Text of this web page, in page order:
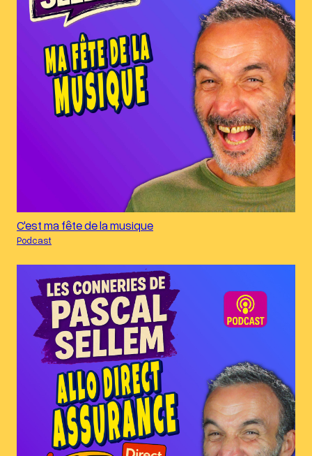
C'est ma fête de la musique
Podcast